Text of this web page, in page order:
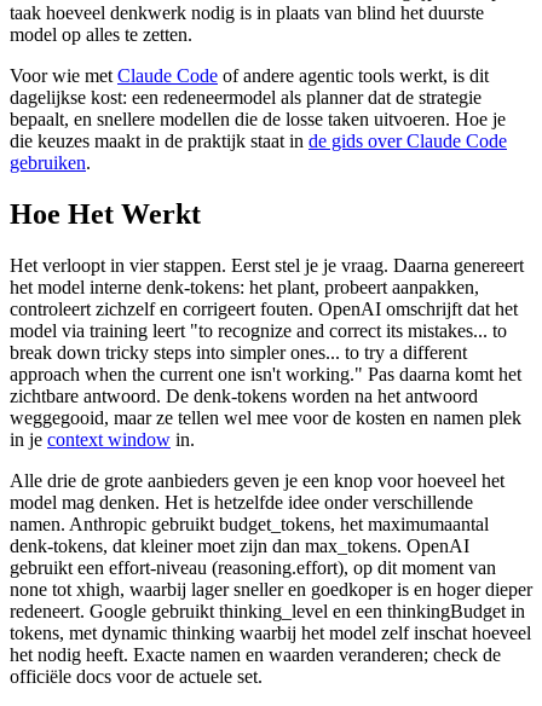
taak hoeveel denkwerk nodig is in plaats van blind het duurste
model op alles te zetten.
Voor wie met Claude Code of andere agentic tools werkt, is dit
dagelijkse kost: een redeneermodel als planner dat de strategie
bepaalt, en snellere modellen die de losse taken uitvoeren. Hoe je
die keuzes maakt in de praktijk staat in de gids over Claude Code
gebruiken.
Hoe Het Werkt
Het verloopt in vier stappen. Eerst stel je je vraag. Daarna genereert
het model interne denk-tokens: het plant, probeert aanpakken,
controleert zichzelf en corrigeert fouten. OpenAI omschrijft dat het
model via training leert "to recognize and correct its mistakes... to
break down tricky steps into simpler ones... to try a different
approach when the current one isn't working." Pas daarna komt het
zichtbare antwoord. De denk-tokens worden na het antwoord
weggegooid, maar ze tellen wel mee voor de kosten en namen plek
in je context window in.
Alle drie de grote aanbieders geven je een knop voor hoeveel het
model mag denken. Het is hetzelfde idee onder verschillende
namen. Anthropic gebruikt budget_tokens, het maximumaantal
denk-tokens, dat kleiner moet zijn dan max_tokens. OpenAI
gebruikt een effort-niveau (reasoning.effort), op dit moment van
none tot xhigh, waarbij lager sneller en goedkoper is en hoger dieper
redeneert. Google gebruikt thinking_level en een thinkingBudget in
tokens, met dynamic thinking waarbij het model zelf inschat hoeveel
het nodig heeft. Exacte namen en waarden veranderen; check de
officiële docs voor de actuele set.